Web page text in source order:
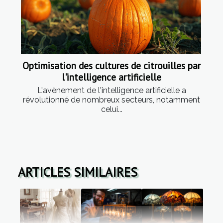
Optimisation des cultures de citrouilles par
l'intelligence artificielle
L'avènement de l'intelligence artificielle a
révolutionné de nombreux secteurs, notamment
celui...
ARTICLES SIMILAIRES